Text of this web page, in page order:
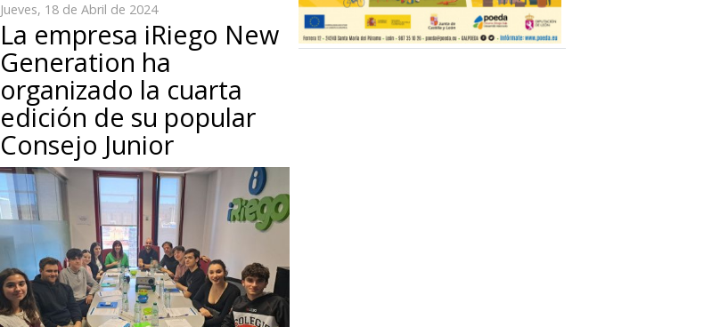
Jueves, 18 de Abril de 2024
La empresa iRiego New
Generation ha
organizado la cuarta
edición de su popular
Consejo Junior